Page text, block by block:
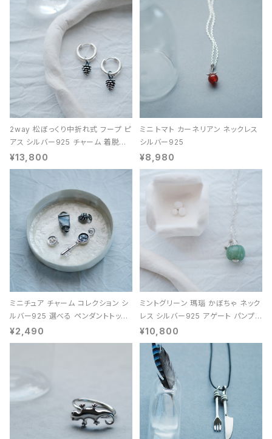
2way 松ぼっくり中折れ式 フープ ピ
アス シルバー925 チャーム 着脱可
能 レディース ユニセックス
¥13,800
ミニ トマト カーネリアン ネックレス
シルバー925
¥8,980
ミニチュア チャーム コレクション シ
ルバー925 選べる ペンダントトップ
レディース ユニセックス
¥2,490
ミントグリーン 瑪瑙 かぼちゃ ネック
レス シルバー925 アゲート パンプキ
ン 天然石 レディース
¥10,800